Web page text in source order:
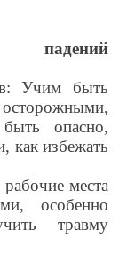
падений
Учим быть
опасно,
как избежать
места
особенно
травму